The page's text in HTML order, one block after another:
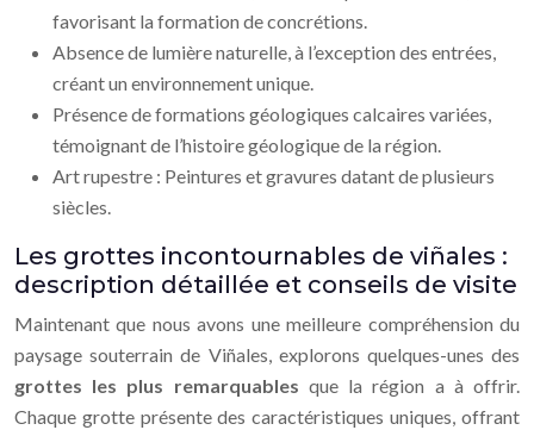
favorisant la formation de concrétions.
Absence de lumière naturelle, à l’exception des entrées,
créant un environnement unique.
Présence de formations géologiques calcaires variées,
témoignant de l’histoire géologique de la région.
Art rupestre : Peintures et gravures datant de plusieurs
siècles.
Les grottes incontournables de viñales :
description détaillée et conseils de visite
Maintenant que nous avons une meilleure compréhension du
paysage souterrain de Viñales, explorons quelques-unes des
grottes les plus remarquables que la région a à offrir.
Chaque grotte présente des caractéristiques uniques, offrant